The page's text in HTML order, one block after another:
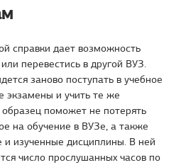
справки дает возможность
перевестись в другой ВУЗ.
заново поступать в учебное
экзамены и учить те же
поможет не потерять
на обучение в ВУЗе, а также
и изученные дисциплины. В ней
число прослушанных часов по